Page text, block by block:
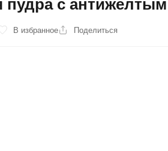
с
В избранное Поделиться